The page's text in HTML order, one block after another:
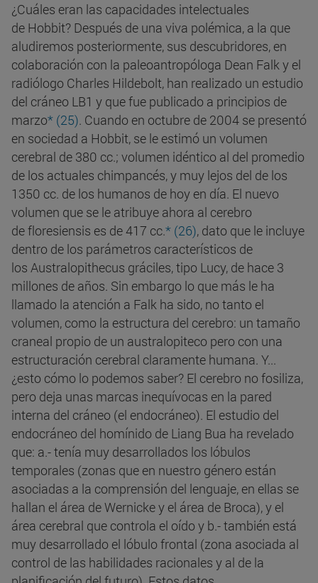
¿Cuáles eran las capacidades intelectuales
de Hobbit? Después de una viva polémica, a la que
aludiremos posteriormente, sus descubridores, en
colaboración con la paleoantropóloga Dean Falk y el
radiólogo Charles Hildebolt, han realizado un estudio
del cráneo LB1 y que fue publicado a principios de
marzo* (25). Cuando en octubre de 2004 se presentó
en sociedad a Hobbit, se le estimó un volumen
cerebral de 380 cc.; volumen idéntico al del promedio
de los actuales chimpancés, y muy lejos del de los
1350 cc. de los humanos de hoy en día. El nuevo
volumen que se le atribuye ahora al cerebro
de floresiensis es de 417 cc.* (26), dato que le incluye
dentro de los parámetros característicos de
los Australopithecus gráciles, tipo Lucy, de hace 3
millones de años. Sin embargo lo que más le ha
llamado la atención a Falk ha sido, no tanto el
volumen, como la estructura del cerebro: un tamaño
craneal propio de un australopiteco pero con una
estructuración cerebral claramente humana. Y...
¿esto cómo lo podemos saber? El cerebro no fosiliza,
pero deja unas marcas inequívocas en la pared
interna del cráneo (el endocráneo). El estudio del
endocráneo del homínido de Liang Bua ha revelado
que: a.- tenía muy desarrollados los lóbulos
temporales (zonas que en nuestro género están
asociadas a la comprensión del lenguaje, en ellas se
hallan el área de Wernicke y el área de Broca), y el
área cerebral que controla el oído y b.- también está
muy desarrollado el lóbulo frontal (zona asociada al
control de las habilidades racionales y al de la